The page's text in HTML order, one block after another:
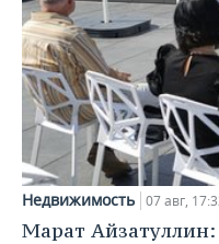
Недвижимость 07 авг,
Марат